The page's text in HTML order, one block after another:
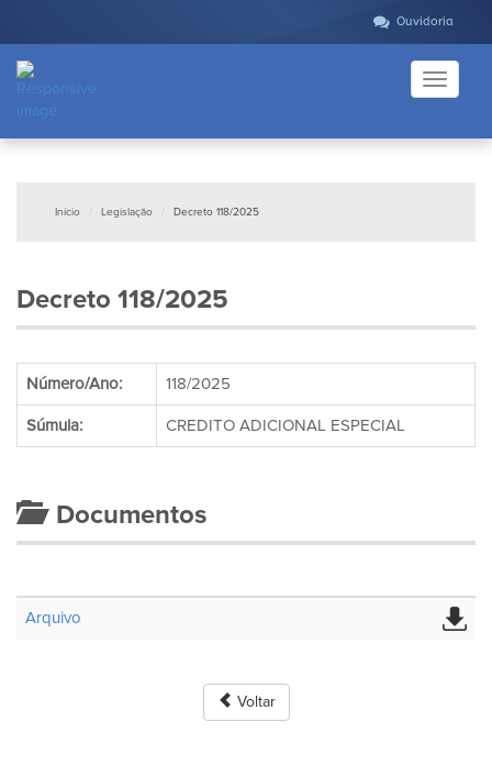
Ouvidoria
Toggle
Início Legislação Decreto 118/2025
Decreto 118/2025
Número/Ano: 118/2025
Súmula: CREDITO ADICIONAL ESPECIAL
Documentos
Arquivo
Voltar